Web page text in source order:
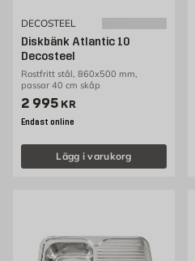
DECOSTEEL
Diskbänk Atlantic 10
Decosteel
Rostfritt stål, 860x500 mm,
passar 40 cm skåp
Pris 2995 kr
2 995 KR
Endast online
Lägg i varukorg